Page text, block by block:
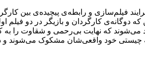
آن ها به شکل‌های مختلف به فرایند فیلم‌سازی و رابطه‌ی پیچیده‌ی
کارگردان و بازیگر در دو فیلم
می‌شوند که نهایت بی‌رحمی و شقاوت را به
چیستی خود واقعی‌شان مشکوک می‌شوند و